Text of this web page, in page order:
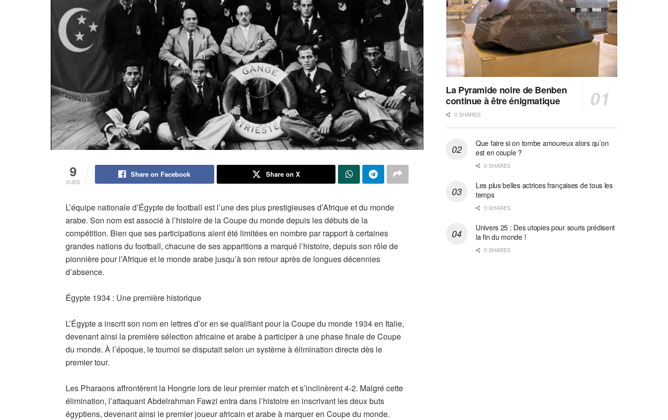
9
VUES
Share on Facebook Share on X
L’équipe nationale d’Égypte de football est l’une des plus prestigieuses d’Afrique et du monde
arabe. Son nom est associé à l’histoire de la Coupe du monde depuis les débuts de la
compétition. Bien que ses participations aient été limitées en nombre par rapport à certaines
grandes nations du football, chacune de ses apparitions a marqué l’histoire, depuis son rôle de
pionnière pour l’Afrique et le monde arabe jusqu’à son retour après de longues décennies
d’absence.
Égypte 1934 : Une première historique
L’Égypte a inscrit son nom en lettres d’or en se qualifiant pour la Coupe du monde 1934 en Italie,
devenant ainsi la première sélection africaine et arabe à participer à une phase finale de Coupe
du monde. À l’époque, le tournoi se disputait selon un système à élimination directe dès le
premier tour.
Les Pharaons affrontèrent la Hongrie lors de leur premier match et s’inclinèrent 4-2. Malgré cette
élimination, l’attaquant Abdelrahman Fawzi entra dans l’histoire en inscrivant les deux buts
égyptiens, devenant ainsi le premier joueur africain et arabe à marquer en Coupe du monde.
La Pyramide noire de Benben
continue à être énigmatique
0 SHARES
Que faire si on tombe amoureux alors qu’on
est en couple ?
0 SHARES
Les plus belles actrices françaises de tous les
temps
0 SHARES
Univers 25 : Des utopies pour souris prédisent
la fin du monde !
0 SHARES